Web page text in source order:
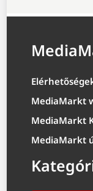
MediaMarkt
MediaMarkt
MediaMarkt